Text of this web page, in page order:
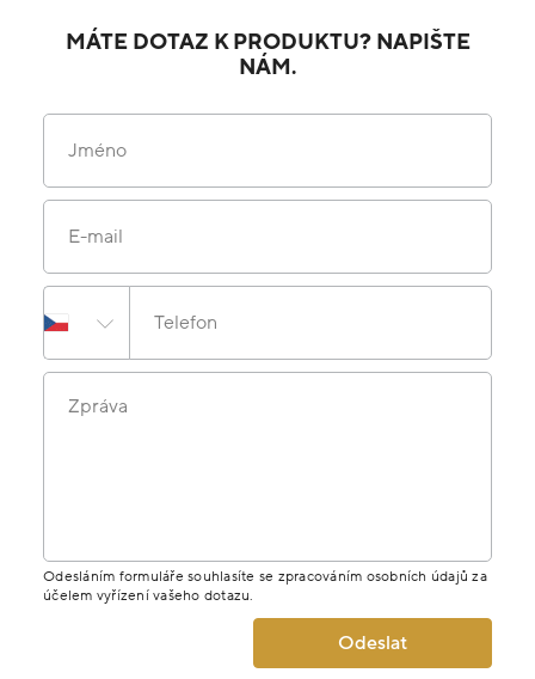
MÁTE DOTAZ K PRODUKTU? NAPIŠTE
NÁM.
Jméno
E-mail
Telefon
Zpráva
Odesláním formuláře souhlasíte se zpracováním osobních údajů za
účelem vyřízení vašeho dotazu.
Odeslat